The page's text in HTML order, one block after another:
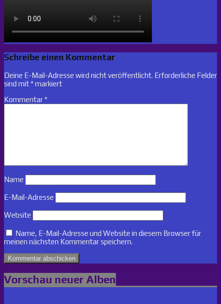
Schreibe einen Kommentar
Deine E-Mail-Adresse wird nicht veröffentlicht. Erforderliche Felder
sind mit*markiert
Kommentar*
Name
E-Mail-Adresse
Website
Name, E-Mail-Adresse und Website in diesem Browser für
meinen nächsten Kommentar speichern.
Vorschau neuer Alben